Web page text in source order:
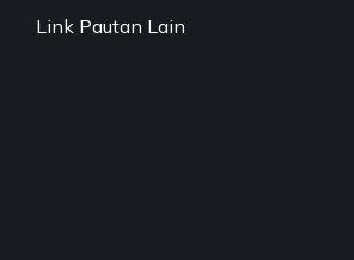
Link Pautan Lain